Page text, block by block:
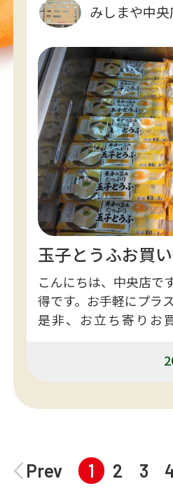
みしまや中
玉子とうふお買い
こんにちは、中央店で
得です。お手軽にプラ
是非、お立ち寄りお
Prev 1 2 3